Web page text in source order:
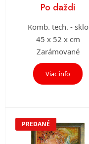
Po daždi
Komb. tech. - sklo
45 x 52 x cm
Zarámované
Viac info
PREDANÉ